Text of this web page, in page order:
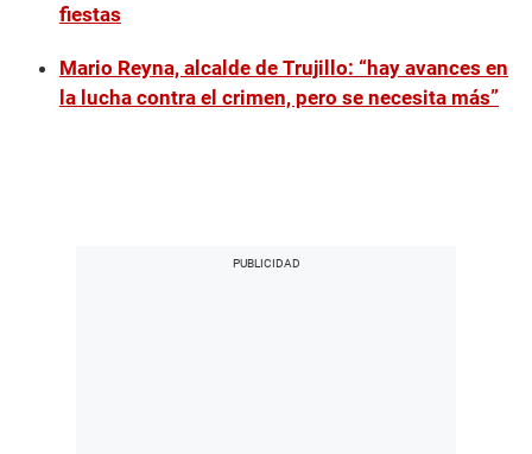
fiestas
Mario Reyna, alcalde de Trujillo: “hay avances en
la lucha contra el crimen, pero se necesita más”